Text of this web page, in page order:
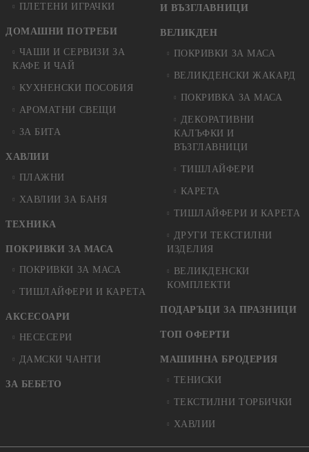
ПЛЕТЕНИ ИГРАЧКИ
ДОМАШНИ ПОТРЕБИ
ЧАШИ И СЕРВИЗИ ЗА
КАФЕ И ЧАЙ
КУХНЕНСКИ ПОСОБИЯ
АРОМАТНИ СВЕЩИ
ЗА БИТА
ХАВЛИИ
ПЛАЖНИ
ХАВЛИИ ЗА БАНЯ
ТЕХНИКА
ПОКРИВКИ ЗА МАСА
ПОКРИВКИ ЗА МАСА
ТИШЛАЙФЕРИ И КАРЕТА
АКСЕСОАРИ
НЕСЕСЕРИ
ДАМСКИ ЧАНТИ
ЗА БЕБЕТО
И ВЪЗГЛАВНИЦИ
ВЕЛИКДЕН
ПОКРИВКИ ЗА МАСА
ВЕЛИКДЕНСКИ ЖАКАРД
ПОКРИВКА ЗА МАСА
ДЕКОРАТИВНИ
КАЛЪФКИ И
ВЪЗГЛАВНИЦИ
ТИШЛАЙФЕРИ
КАРЕТА
ТИШЛАЙФЕРИ И КАРЕТА
ДРУГИ ТЕКСТИЛНИ
ИЗДЕЛИЯ
ВЕЛИКДЕНСКИ
КОМПЛЕКТИ
ПОДАРЪЦИ ЗА ПРАЗНИЦИ
ТОП ОФЕРТИ
МАШИННА БРОДЕРИЯ
ТЕНИСКИ
ТЕКСТИЛНИ ТОРБИЧКИ
ХАВЛИИ